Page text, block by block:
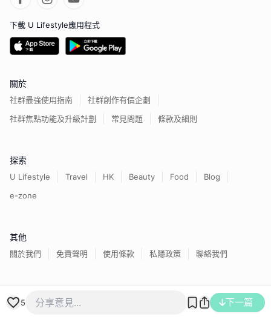
5 下一篇
下載 U Lifestyle應用程式
關於
社群最強使用指南
社群創作有價企劃
社群焦點功能及升級計劃
常見問題 條款及細則
探索
U Lifestyle Travel HK Beauty Food
Blog
e-zone
其他
關於我們 免責聲明 使用條款 私隱政策 聯絡我們
香港經濟日報版權所有©